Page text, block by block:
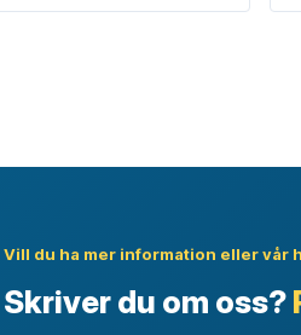
Vill du ha mer information eller vår
Skriver du om oss?